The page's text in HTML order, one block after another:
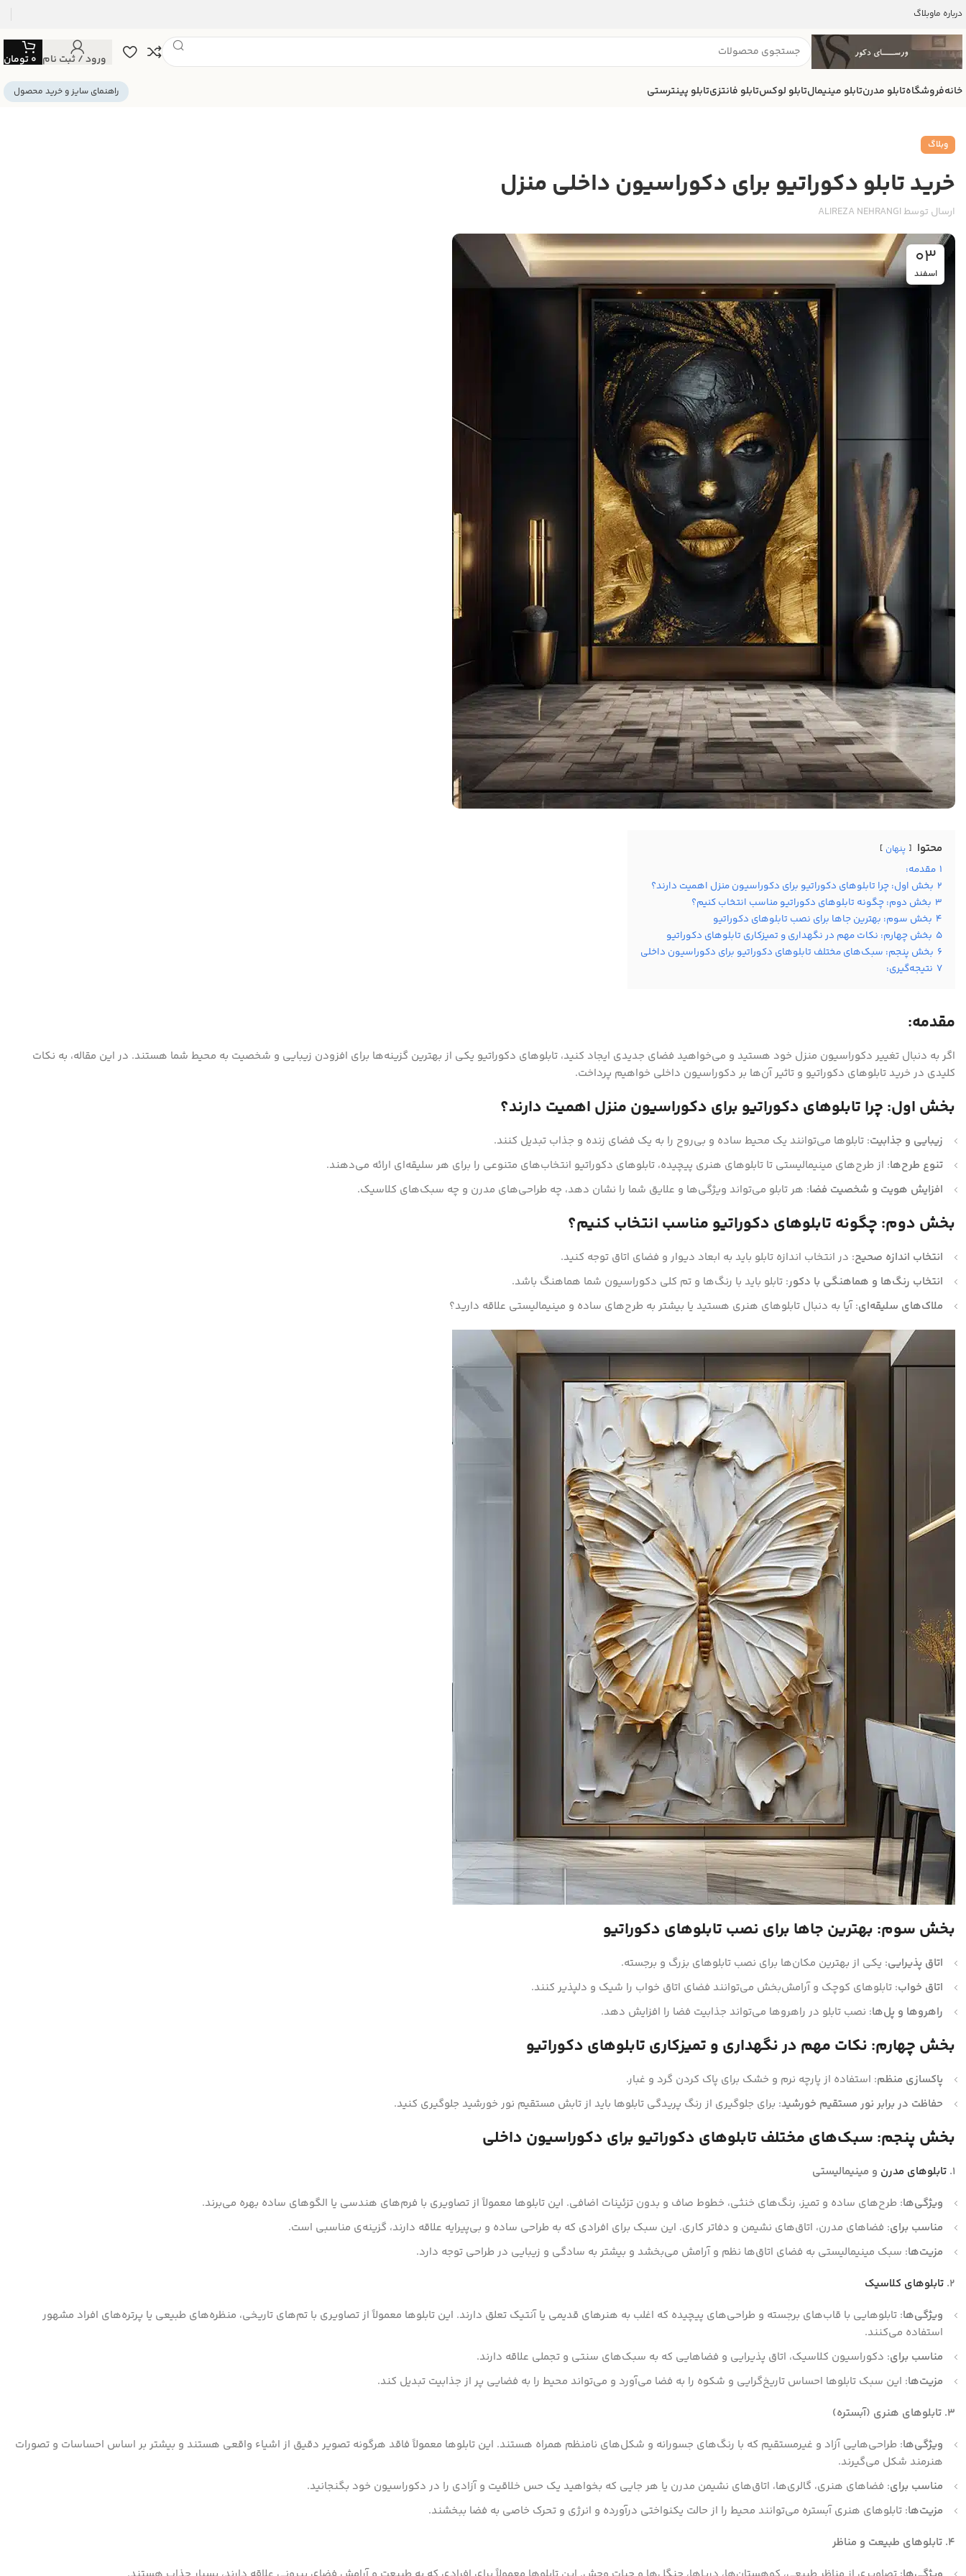
درباره ماوبلاگ
ورود / ثبت نام 0تومان
خانهفروشگاهتابلو مدرنتابلو مینیمالتابلو لوکستابلو فانتزیتابلو پینترستی راهنمای سایز و خرید محصول
وبلاگ
خرید تابلو دکوراتیو برای دکوراسیون داخلی منزل
ارسال توسط ALIREZA NEHRANGI
03
اسفند
محتوا پنهان
1 مقدمه:
2 بخش اول: چرا تابلوهای دکوراتیو برای دکوراسیون منزل اهمیت دارند؟
3 بخش دوم: چگونه تابلوهای دکوراتیو مناسب انتخاب کنیم؟
4 بخش سوم: بهترین جاها برای نصب تابلوهای دکوراتیو
5 بخش چهارم: نکات مهم در نگهداری و تمیزکاری تابلوهای دکوراتیو
6 بخش پنجم: سبک‌های مختلف تابلوهای دکوراتیو برای دکوراسیون داخلی
7 نتیجه‌گیری:
مقدمه:
اگر به دنبال تغییر دکوراسیون منزل خود هستید و می‌خواهید فضای جدیدی ایجاد کنید، تابلوهای دکوراتیو یکی از بهترین گزینه‌ها برای افزودن زیبایی و شخصیت به محیط شما هستند. در این مقاله، به نکات
کلیدی در خرید تابلوهای دکوراتیو و تاثیر آن‌ها بر دکوراسیون داخلی خواهیم پرداخت.
بخش اول: چرا تابلوهای دکوراتیو برای دکوراسیون منزل اهمیت دارند؟
زیبایی و جذابیت: تابلوها می‌توانند یک محیط ساده و بی‌روح را به یک فضای زنده و جذاب تبدیل کنند.
تنوع طرح‌ها: از طرح‌های مینیمالیستی تا تابلوهای هنری پیچیده، تابلوهای دکوراتیو انتخاب‌های متنوعی را برای هر سلیقه‌ای ارائه می‌دهند.
افزایش هویت و شخصیت فضا: هر تابلو می‌تواند ویژگی‌ها و علایق شما را نشان دهد، چه طراحی‌های مدرن و چه سبک‌های کلاسیک.
بخش دوم: چگونه تابلوهای دکوراتیو مناسب انتخاب کنیم؟
انتخاب اندازه صحیح: در انتخاب اندازه تابلو باید به ابعاد دیوار و فضای اتاق توجه کنید.
انتخاب رنگ‌ها و هماهنگی با دکور: تابلو باید با رنگ‌ها و تم کلی دکوراسیون شما هماهنگ باشد.
ملاک‌های سلیقه‌ای: آیا به دنبال تابلوهای هنری هستید یا بیشتر به طرح‌های ساده و مینیمالیستی علاقه دارید؟
بخش سوم: بهترین جاها برای نصب تابلوهای دکوراتیو
اتاق پذیرایی: یکی از بهترین مکان‌ها برای نصب تابلوهای بزرگ و برجسته.
اتاق خواب: تابلوهای کوچک و آرامش‌بخش می‌توانند فضای اتاق خواب را شیک و دلپذیر کنند.
راهروها و پل‌ها: نصب تابلو در راهروها می‌تواند جذابیت فضا را افزایش دهد.
بخش چهارم: نکات مهم در نگهداری و تمیزکاری تابلوهای دکوراتیو
پاکسازی منظم: استفاده از پارچه نرم و خشک برای پاک کردن گرد و غبار.
حفاظت در برابر نور مستقیم خورشید: برای جلوگیری از رنگ پریدگی تابلوها باید از تابش مستقیم نور خورشید جلوگیری کنید.
بخش پنجم: سبک‌های مختلف تابلوهای دکوراتیو برای دکوراسیون داخلی
1. تابلوهای مدرن و مینیمالیستی
ویژگی‌ها: طرح‌های ساده و تمیز، رنگ‌های خنثی، خطوط صاف و بدون تزئینات اضافی. این تابلوها معمولاً از تصاویری با فرم‌های هندسی یا الگوهای ساده بهره می‌برند.
مناسب برای: فضاهای مدرن، اتاق‌های نشیمن و دفاتر کاری. این سبک برای افرادی که به طراحی ساده و بی‌پیرایه علاقه دارند، گزینه‌ی مناسبی است.
مزیت‌ها: سبک مینیمالیستی به فضای اتاق‌ها نظم و آرامش می‌بخشد و بیشتر به سادگی و زیبایی در طراحی توجه دارد.
2. تابلوهای کلاسیک
ویژگی‌ها: تابلوهایی با قاب‌های برجسته و طراحی‌های پیچیده که اغلب به هنرهای قدیمی یا آنتیک تعلق دارند. این تابلوها معمولاً از تصاویری با تم‌های تاریخی، منظره‌های طبیعی یا پرتره‌های افراد مشهور
استفاده می‌کنند.
مناسب برای: دکوراسیون کلاسیک، اتاق پذیرایی و فضاهایی که به سبک‌های سنتی و تجملی علاقه دارند.
مزیت‌ها: این سبک تابلوها احساس تاریخ‌گرایی و شکوه را به فضا می‌آورد و می‌تواند محیط را به فضایی پر از جذابیت تبدیل کند.
3. تابلوهای هنری (آبستره)
ویژگی‌ها: طراحی‌هایی آزاد و غیرمستقیم که با رنگ‌های جسورانه و شکل‌های نامنظم همراه هستند. این تابلوها معمولاً فاقد هرگونه تصویر دقیق از اشیاء واقعی هستند و بیشتر بر اساس احساسات و تصورات
هنرمند شکل می‌گیرند.
مناسب برای: فضاهای هنری، گالری‌ها، اتاق‌های نشیمن مدرن یا هر جایی که بخواهید یک حس خلاقیت و آزادی را در دکوراسیون خود بگنجانید.
مزیت‌ها: تابلوهای هنری آبستره می‌توانند محیط را از حالت یکنواختی درآورده و انرژی و تحرک خاصی به فضا ببخشند.
4. تابلوهای طبیعت و مناظر
Instagram